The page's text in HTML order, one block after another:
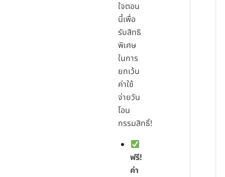
ใจตอน
นี้เพื่อ
รับสิทธิ
พิเศษ
ในการ
ยกเว้น
ค่าใช้
จ่ายวัน
โอน
กรรมสิทธิ์!
ฟรี!
ค่า